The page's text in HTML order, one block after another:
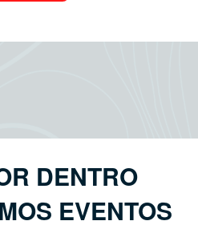
DENTRO
EVENTOS